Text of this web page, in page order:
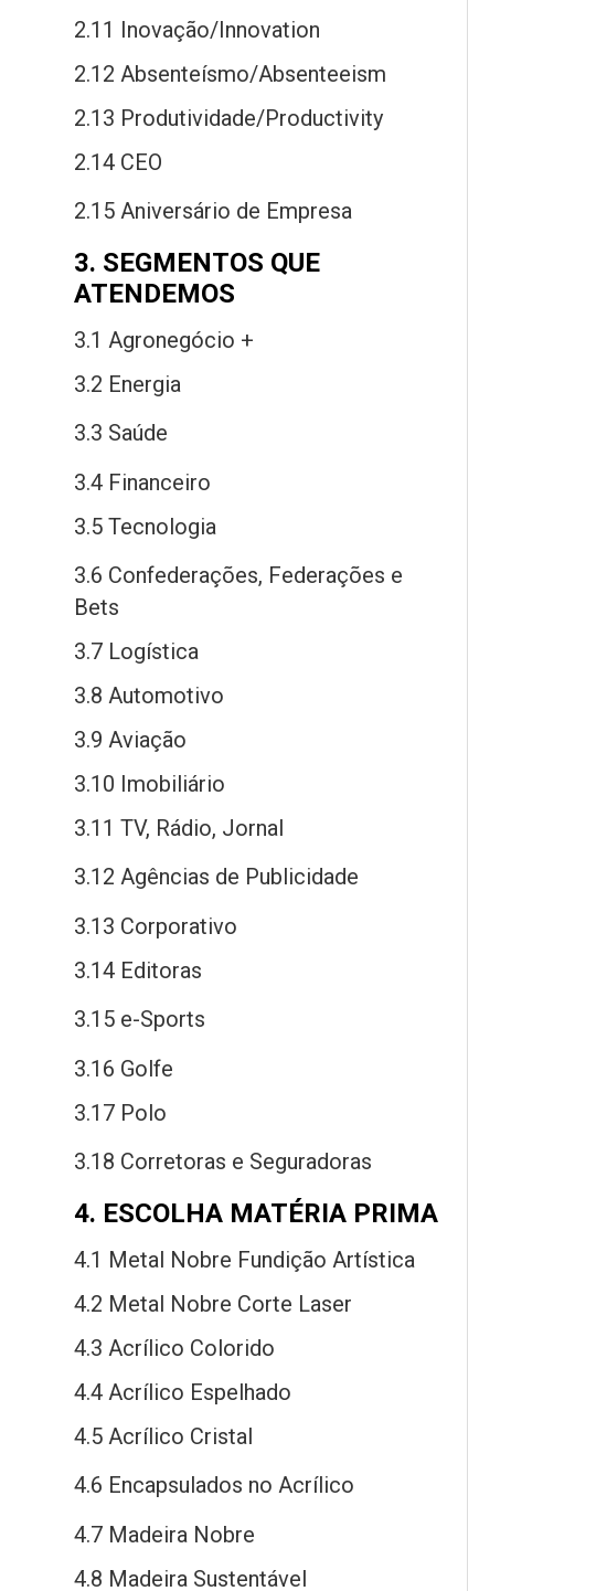
2.11 Inovação/Innovation
2.12 Absenteísmo/Absenteeism
2.13 Produtividade/Productivity
2.14 CEO
2.15 Aniversário de Empresa
3. SEGMENTOS QUE
ATENDEMOS
3.1 Agronegócio +
3.2 Energia
3.3 Saúde
3.4 Financeiro
3.5 Tecnologia
3.6 Confederações, Federações e
Bets
3.7 Logística
3.8 Automotivo
3.9 Aviação
3.10 Imobiliário
3.11 TV, Rádio, Jornal
3.12 Agências de Publicidade
3.13 Corporativo
3.14 Editoras
3.15 e-Sports
3.16 Golfe
3.17 Polo
3.18 Corretoras e Seguradoras
4. ESCOLHA MATÉRIA PRIMA
4.1 Metal Nobre Fundição Artística
4.2 Metal Nobre Corte Laser
4.3 Acrílico Colorido
4.4 Acrílico Espelhado
4.5 Acrílico Cristal
4.6 Encapsulados no Acrílico
4.7 Madeira Nobre
4.8 Madeira Sustentável